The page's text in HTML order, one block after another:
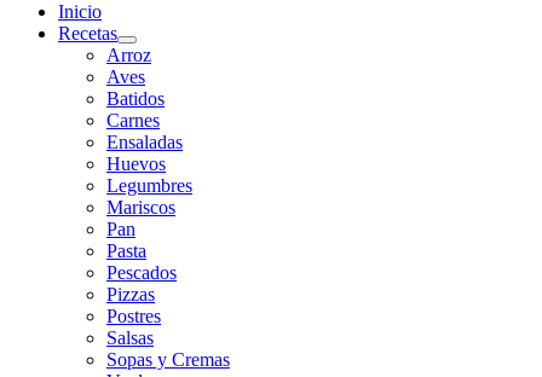
Inicio
Recetas
Arroz
Aves
Batidos
Carnes
Ensaladas
Huevos
Legumbres
Mariscos
Pan
Pasta
Pescados
Pizzas
Postres
Salsas
Sopas y Cremas